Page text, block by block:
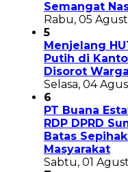
Semangat
Rabu, 05
5
Menjelang
Putih di
Disorot Warga
Selasa, 04
6
PT Buana
RDP DPRD
Batas
Masyarakat
Sabtu, 01